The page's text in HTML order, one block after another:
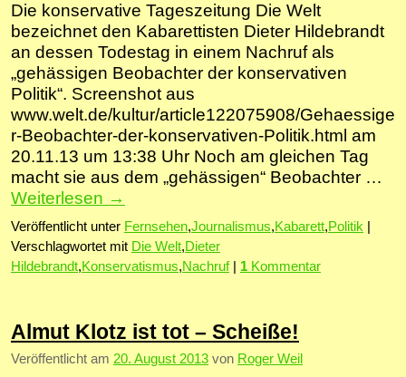
Die konservative Tageszeitung Die Welt
bezeichnet den Kabarettisten Dieter Hildebrandt
an dessen Todestag in einem Nachruf als
„gehässigen Beobachter der konservativen
Politik“. Screenshot aus
www.welt.de/kultur/article122075908/Gehaessige
r-Beobachter-der-konservativen-Politik.html am
20.11.13 um 13:38 Uhr Noch am gleichen Tag
macht sie aus dem „gehässigen“ Beobachter …
Weiterlesen →
Veröffentlicht unter Fernsehen,Journalismus,Kabarett,Politik
Verschlagwortet mit Die Welt,Dieter
Hildebrandt,Konservatismus,Nachruf 1 Kommentar
Almut Klotz ist tot – Scheiße!
Veröffentlicht am 20. August 2013 von Roger Weil